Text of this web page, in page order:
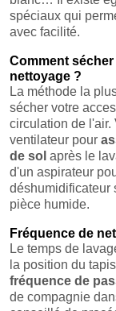
spéciaux qui
avec facilité.
Comment
nettoyage ?
La méthode la
sécher votre
circulation de l'air.
ventilateur pour
de sol après le
d'un aspirateur
déshumidificateur
pièce humide.
Fréquence de
Le temps de
la position du
fréquence de
de compagnie